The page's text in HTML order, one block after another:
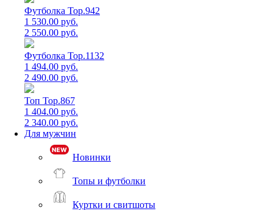
Футболка Top.942
1 530.00 руб.
2 550.00 руб.
Футболка Top.1132
1 494.00 руб.
2 490.00 руб.
Топ Top.867
1 404.00 руб.
2 340.00 руб.
Для мужчин
Новинки
Топы и футболки
Куртки и свитшоты